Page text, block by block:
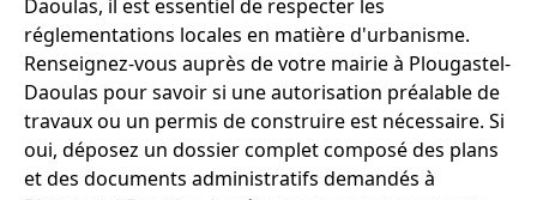
Daoulas, il est essentiel de respecter les
réglementations locales en matière d'urbanisme.
Renseignez-vous auprès de votre mairie à Plougastel-
Daoulas pour savoir si une autorisation préalable de
travaux ou un permis de construire est nécessaire. Si
oui, déposez un dossier complet composé des plans
et des documents administratifs demandés à